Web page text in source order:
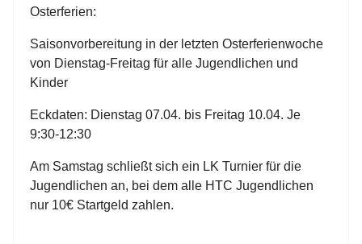
Osterferien:
Saisonvorbereitung in der letzten Osterferienwoche
von Dienstag-Freitag für alle Jugendlichen und
Kinder
Eckdaten: Dienstag 07.04. bis Freitag 10.04. Je
9:30-12:30
Am Samstag schließt sich ein LK Turnier für die
Jugendlichen an, bei dem alle HTC Jugendlichen
nur 10€ Startgeld zahlen.